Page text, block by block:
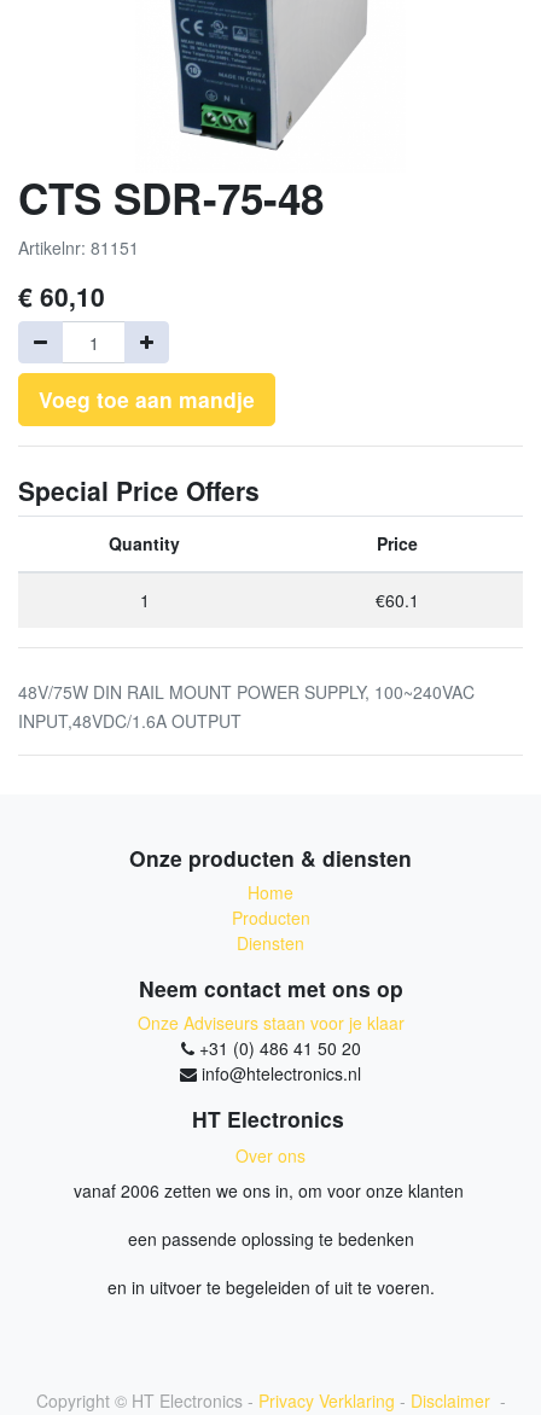
CTS SDR-75-48
Artikelnr: 81151
€ 60,10
Voeg toe aan mandje
Special Price Offers
Quantity Price
1 €60.1
48V/75W DIN RAIL MOUNT POWER SUPPLY, 100~240VAC
INPUT,48VDC/1.6A OUTPUT
Onze producten & diensten
Home
Producten
Diensten
Neem contact met ons op
Onze Adviseurs staan voor je klaar
+31 (0) 486 41 50 20
info@htelectronics.nl
HT Electronics
Over ons
vanaf 2006 zetten we ons in, om voor onze klanten
een passende oplossing te bedenken
en in uitvoer te begeleiden of uit te voeren.
Copyright © HT Electronics - Privacy Verklaring - Disclaimer -